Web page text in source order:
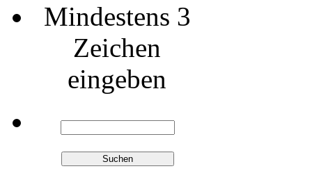
Mindestens 3
Zeichen
eingeben